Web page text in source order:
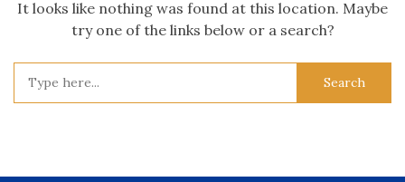
It looks like nothing was found at this location. Maybe
try one of the links below or a search?